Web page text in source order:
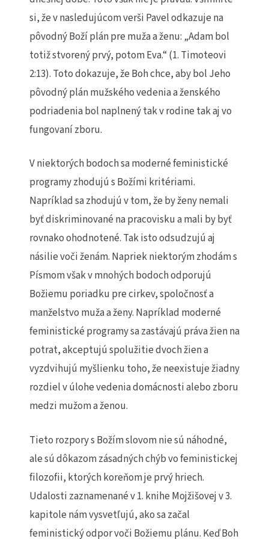
si, že v nasledujúcom verši Pavel odkazuje na
pôvodný Boží plán pre muža a ženu: „Adam bol
totiž stvorený prvý, potom Eva.“ (1. Timoteovi
2:13). Toto dokazuje, že Boh chce, aby bol Jeho
pôvodný plán mužského vedenia a ženského
podriadenia bol naplnený tak v rodine tak aj vo
fungovaní zboru.
V niektorých bodoch sa moderné feministické
programy zhodujú s Božími kritériami.
Napríklad sa zhodujú v tom, že by ženy nemali
byť diskriminované na pracovisku a mali by byť
rovnako ohodnotené. Tak isto odsudzujú aj
násilie voči ženám. Napriek niektorým zhodám s
Písmom však v mnohých bodoch odporujú
Božiemu poriadku pre cirkev, spoločnosť a
manželstvo muža a ženy. Napríklad moderné
feministické programy sa zastávajú práva žien na
potrat, akceptujú spolužitie dvoch žien a
vyzdvihujú myšlienku toho, že neexistuje žiadny
rozdiel v úlohe vedenia domácnosti alebo zboru
medzi mužom a ženou.
Tieto rozpory s Božím slovom nie sú náhodné,
ale sú dôkazom zásadných chýb vo feministickej
filozofii, ktorých koreňom je prvý hriech.
Udalosti zaznamenané v 1. knihe Mojžišovej v 3.
kapitole nám vysvetľujú, ako sa začal
feministický odpor voči Božiemu plánu. Keď Boh